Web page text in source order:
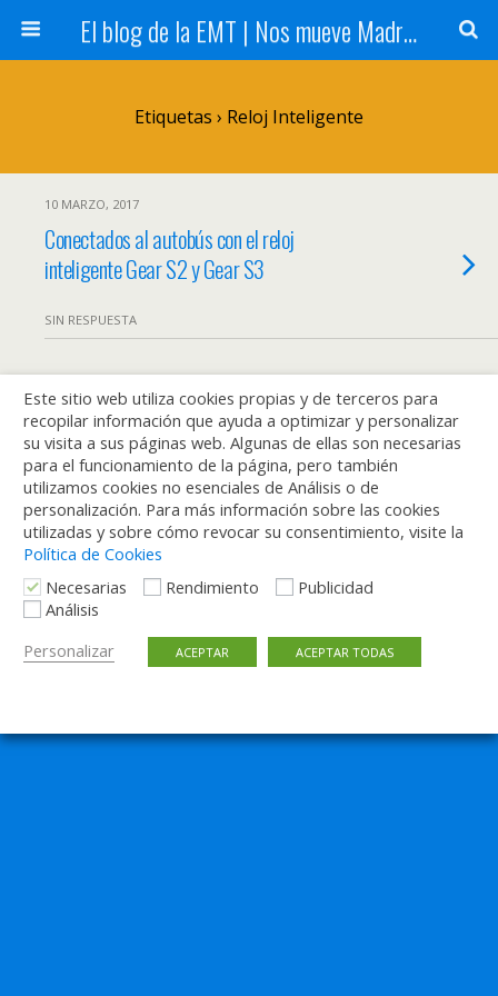
El blog de la EMT | Nos mueve Madrid
Etiquetas › Reloj Inteligente
10 MARZO, 2017
Conectados al autobús con el reloj
inteligente Gear S2 y Gear S3
SIN RESPUESTA
Volver arriba
Móvil Escritorio
Este sitio web utiliza cookies propias y de terceros para
recopilar información que ayuda a optimizar y personalizar
su visita a sus páginas web. Algunas de ellas son necesarias
para el funcionamiento de la página, pero también
utilizamos cookies no esenciales de Análisis o de
personalización. Para más información sobre las cookies
utilizadas y sobre cómo revocar su consentimiento, visite la
Política de Cookies
Necesarias
Rendimiento
Publicidad
Análisis
Personalizar
ACEPTAR ACEPTAR TODAS